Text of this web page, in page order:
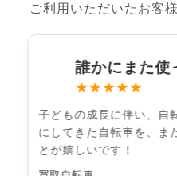
ご利用いただいたお客
誰かにまた使
★★★★★
子どもの成長に伴い、自
にしてきた自転車を、ま
とが嬉しいです！